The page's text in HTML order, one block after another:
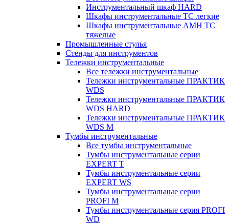
Инструментальный шкаф HARD
Шкафы инструментальные ТС легкие
Шкафы инструментальные AMH TC
тяжелые
Промышленные стулья
Стенды для инструментов
Тележки инструментальные
Все тележки инструментальные
Тележки инструментальные ПРАКТИК
WDS
Тележки инструментальные ПРАКТИК
WDS HARD
Тележки инструментальные ПРАКТИК
WDS M
Тумбы инструментальные
Все тумбы инструментальные
Тумбы инструментальные серии
EXPERT T
Тумбы инструментальные серии
EXPERT WS
Тумбы инструментальные серии
PROFI M
Тумбы инструментальные серия PROFI
WD